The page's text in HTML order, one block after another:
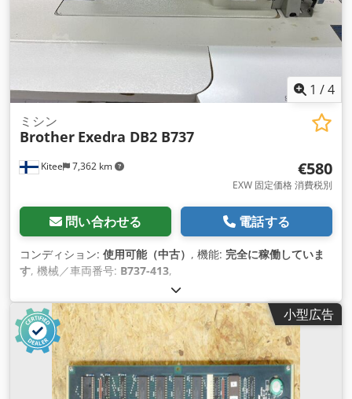
1 /4
Kitee 7,362 km
ミシン
Brother Exedra DB2 B737
€580
EXW 固定価格 消費税別
問い合わせる 電話する
コンディション: 使用可能（中古） , 機能: 完全に稼働していま
す, 機械／車両番号: B737-413,
小型広告